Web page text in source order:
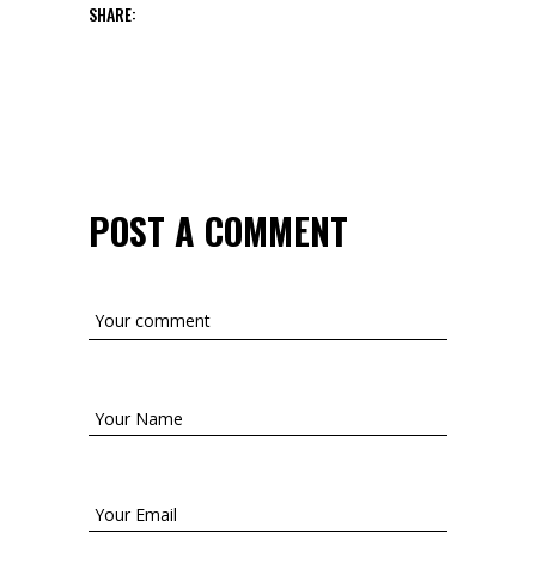
SHARE:
POST A COMMENT